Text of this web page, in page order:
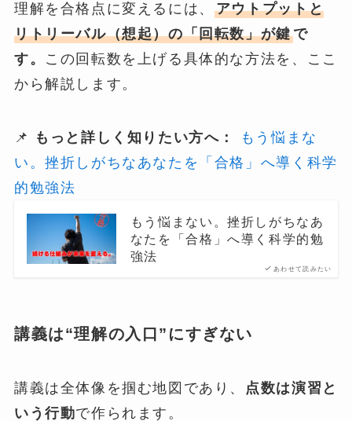
理解を合格点に変えるには、 アウトプットと
リトリーバル（想起）の「回転数」が鍵で
す。 この回転数を上げる具体的な方法を、ここ
から解説します。
📌 もっと詳しく知りたい方へ：
もう悩まな
い。挫折しがちなあなたを「合格」へ導く科学
的勉強法
あわせて読みたい
もう悩まない。挫折しがちなあ
なたを「合格」へ導く科学的勉
強法
講義は“理解の入口”にすぎない
講義は全体像を掴む地図であり、 点数は演習と
いう行動で作られます。